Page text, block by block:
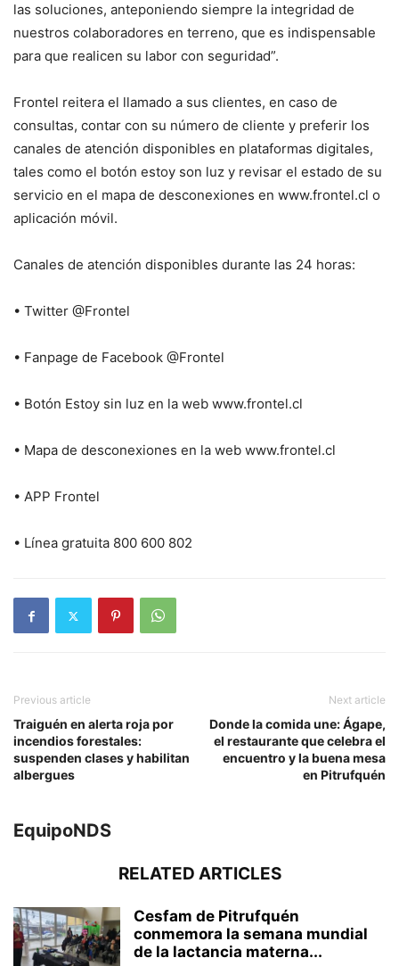
las soluciones, anteponiendo siempre la integridad de
nuestros colaboradores en terreno, que es indispensable
para que realicen su labor con seguridad”.
Frontel reitera el llamado a sus clientes, en caso de
consultas, contar con su número de cliente y preferir los
canales de atención disponibles en plataformas digitales,
tales como el botón estoy son luz y revisar el estado de su
servicio en el mapa de desconexiones en www.frontel.cl o
aplicación móvil.
Canales de atención disponibles durante las 24 horas:
• Twitter @Frontel
• Fanpage de Facebook @Frontel
• Botón Estoy sin luz en la web www.frontel.cl
• Mapa de desconexiones en la web www.frontel.cl
• APP Frontel
• Línea gratuita 800 600 802
Previous article
Traiguén en alerta roja por
incendios forestales:
suspenden clases y habilitan
albergues
Next article
Donde la comida une: Ágape,
el restaurante que celebra el
encuentro y la buena mesa
en Pitrufquén
EquipoNDS
RELATED ARTICLES
Cesfam de Pitrufquén
conmemora la semana mundial
de la lactancia materna...